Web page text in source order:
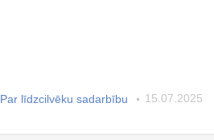
Par līdzcilvēku sadarbību 15.07.2025